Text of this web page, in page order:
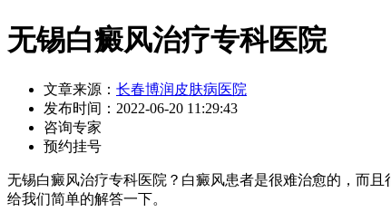
无锡白癜风治疗专科医院
文章来源： 长春博润皮肤病医院
发布时间：2022-06-20 11:29:43
咨询专家
预约挂号
无锡白癜风治疗专科医院？白癜风患者是很难治愈的，而
给我们简单的解答一下。